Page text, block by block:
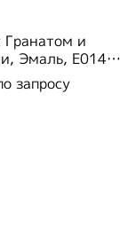
Гранатом и
Эмаль, Е0143-
1
запросу